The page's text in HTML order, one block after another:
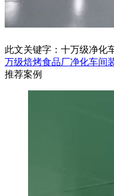
此文关键字：十万级净化
万级焙烤食品厂净化车间
推荐案例